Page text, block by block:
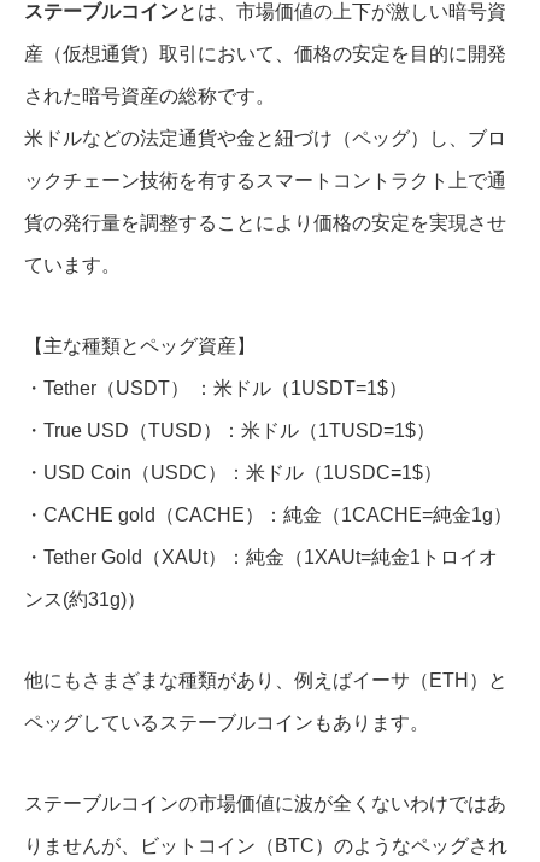
ステーブルコインとは、市場価値の上下が激しい暗号資
産（仮想通貨）取引において、価格の安定を目的に開発
された暗号資産の総称です。
米ドルなどの法定通貨や金と紐づけ（ペッグ）し、ブロ
ックチェーン技術を有するスマートコントラクト上で通
貨の発行量を調整することにより価格の安定を実現させ
ています。
【主な種類とペッグ資産】
・Tether（USDT） ：米ドル（1USDT=1$）
・True USD（TUSD）：米ドル（1TUSD=1$）
・USD Coin（USDC）：米ドル（1USDC=1$）
・CACHE gold（CACHE）：純金（1CACHE=純金1g）
・Tether Gold（XAUt）：純金（1XAUt=純金1トロイオ
ンス(約31g)）
他にもさまざまな種類があり、例えばイーサ（ETH）と
ペッグしているステーブルコインもあります。
ステーブルコインの市場価値に波が全くないわけではあ
りませんが、ビットコイン（BTC）のようなペッグされ